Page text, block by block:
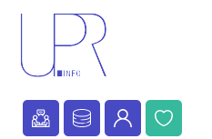
content